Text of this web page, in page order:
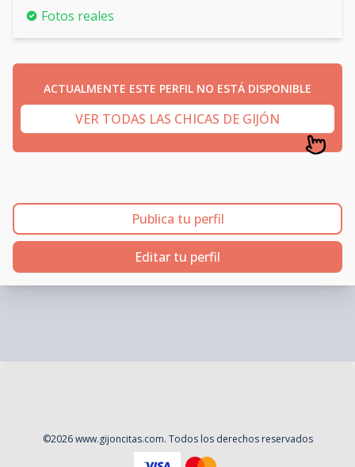
Fotos reales
ACTUALMENTE ESTE PERFIL NO ESTÁ DISPONIBLE
VER TODAS LAS CHICAS DE GIJÓN
Publica tu perfil
Editar tu perfil
©2026 www.gijoncitas.com. Todos los derechos reservados